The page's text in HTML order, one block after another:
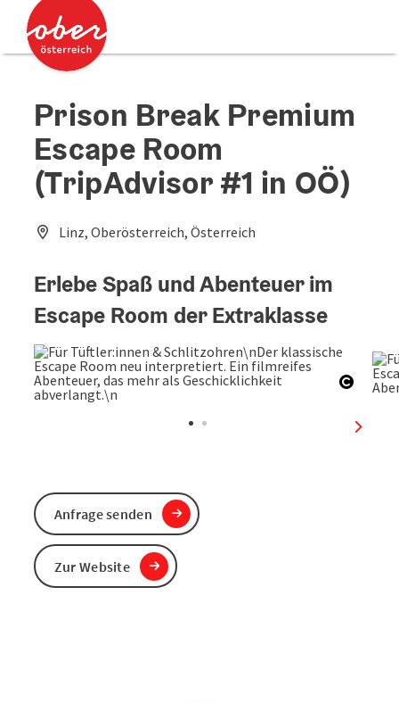
Zum Inhalt
Zum Seitenanfang
Prison Break Premium
Escape Room
(TripAdvisor #1 in OÖ)
Linz, Oberösterreich, Österreich
Erlebe Spaß und Abenteuer im
Escape Room der Extraklasse
Anfrage senden
Zur Website